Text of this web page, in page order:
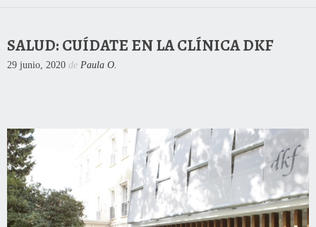
SALUD: CUÍDATE EN LA CLÍNICA DKF
29 junio, 2020 de Paula O.